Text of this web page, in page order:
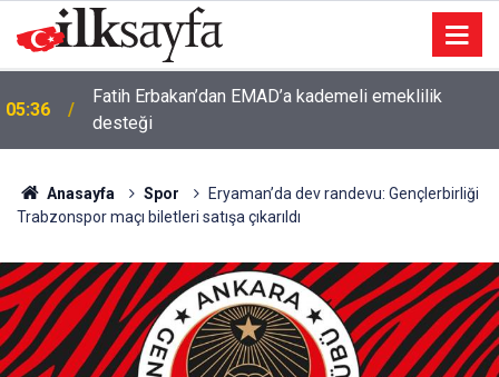
05:36
Fatih Erbakan’dan EMAD’a kademeli emeklilik
desteği
Anasayfa Spor
Eryaman’da dev randevu: Gençlerbirliği
Trabzonspor maçı biletleri satışa çıkarıldı